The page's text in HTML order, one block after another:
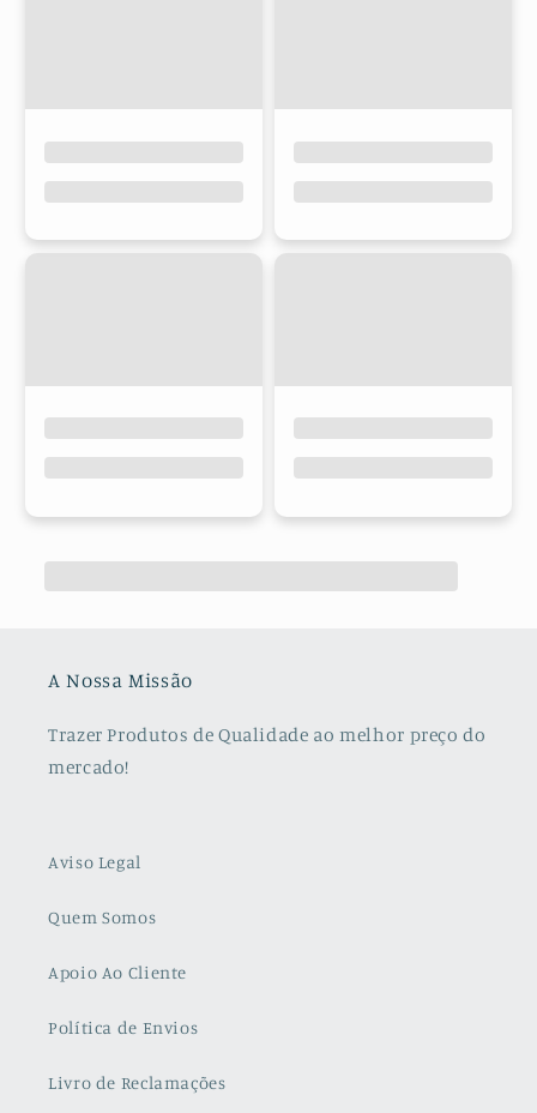
A Nossa Missão
Trazer Produtos de Qualidade ao melhor preço do
mercado!
Aviso Legal
Quem Somos
Apoio Ao Cliente
Política de Envios
Livro de Reclamações